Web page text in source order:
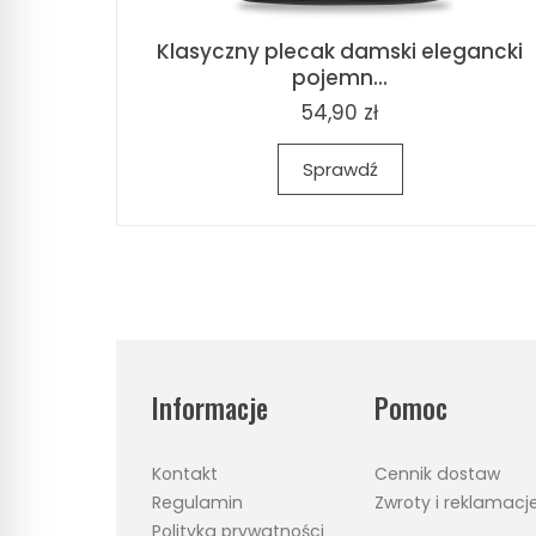
Klasyczny plecak damski elegancki
pojemn...
54,90 zł
Sprawdź
Informacje
Kontakt
Regulamin
Polityka prywatności
Pomoc
Cennik dostaw
Zwroty i